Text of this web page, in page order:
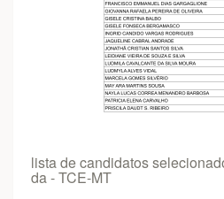
lista de candidatos
da - TCE-MT